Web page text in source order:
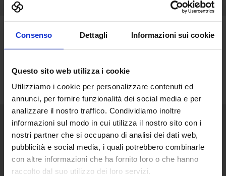
Consenso Dettagli Informazioni sui cookie
Questo sito web utilizza i cookie
Utilizziamo i cookie per personalizzare contenuti ed
annunci, per fornire funzionalità dei social media e per
analizzare il nostro traffico. Condividiamo inoltre
informazioni sul modo in cui utilizza il nostro sito con i
nostri partner che si occupano di analisi dei dati web,
pubblicità e social media, i quali potrebbero combinarle
con altre informazioni che ha fornito loro o che hanno
raccolto dal suo utilizzo dei loro servizi.
Senaf srl
+ 39 051.325511
+ 39 02.332039460